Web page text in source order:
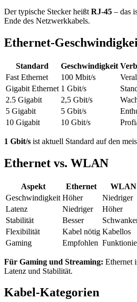
Der typische Stecker heißt RJ-45 – das
Ende des Netzwerkkabels.
Ethernet-
Standard Geschwindigkeit
Fast Ethernet
100 Mbit/s
Gigabit Ethernet 1 Gbit/s
2.5 Gigabit
2,5 Gbit/s
5 Gigabit
5 Gbit/s
10 Gigabit
10 Gbit/s
1 Gbit/s ist aktuell Standard auf den
Ethernet vs. WLAN
Aspekt Ethernet
WLAN
Geschwindigkeit Höher
Niedriger
Latenz
Niedriger
Höher
Stabilität
Besser
Flexibilität
Kabel nötig Kabellos
Gaming
Empfohlen
Für Gaming und Streaming: Ethernet
Latenz und Stabilität.
Kabel-Kategorien